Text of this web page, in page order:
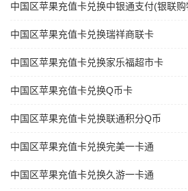
中国区苹果充值卡兑换中银通支付(银联购
中国区苹果充值卡兑换瑞祥商联卡
中国区苹果充值卡兑换家乐福超市卡
中国区苹果充值卡兑换Q币卡
中国区苹果充值卡兑换联通积分Q币
中国区苹果充值卡兑换完美一卡通
中国区苹果充值卡兑换久游一卡通